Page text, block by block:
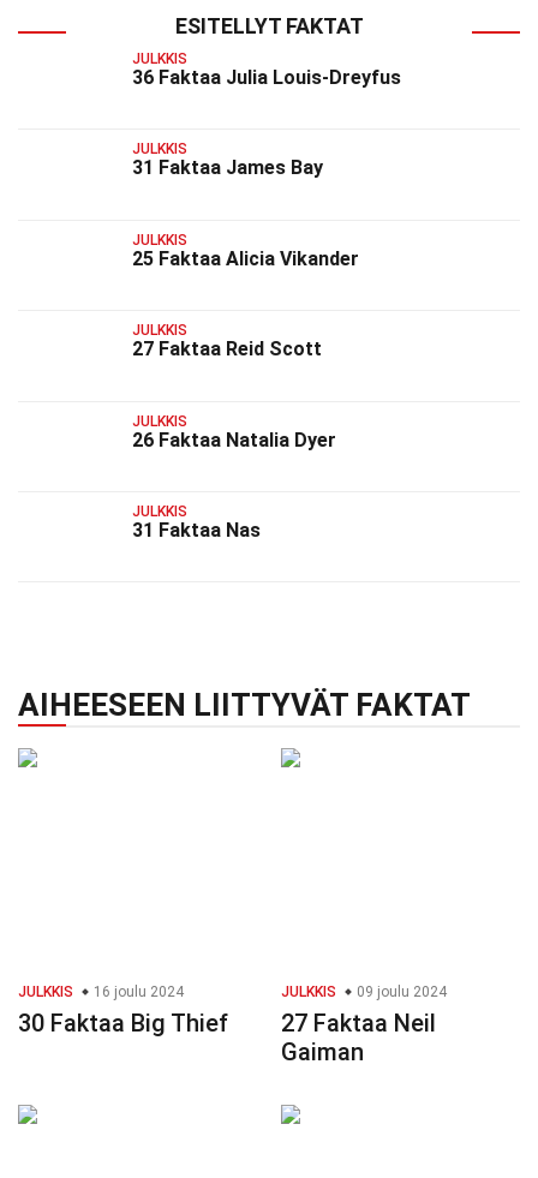
ESITELLYT FAKTAT
JULKKIS
36 Faktaa Julia Louis-Dreyfus
JULKKIS
31 Faktaa James Bay
JULKKIS
25 Faktaa Alicia Vikander
JULKKIS
27 Faktaa Reid Scott
JULKKIS
26 Faktaa Natalia Dyer
JULKKIS
31 Faktaa Nas
AIHEESEEN LIITTYVÄT FAKTAT
JULKKIS 16 joulu 2024
30 Faktaa Big Thief
JULKKIS 09 joulu 2024
27 Faktaa Neil
Gaiman